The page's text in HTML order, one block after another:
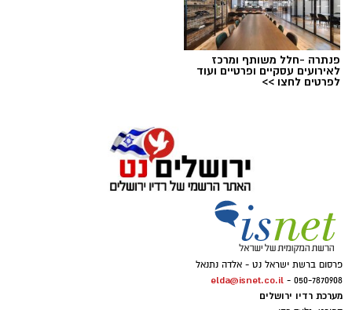
פנתרה -חלל משותף ומרכז
לאירועים עסקיים ופרטיים ועוד
לפרטים לחצו >>
פרסום ברשת ישראל נט - אלדה נתנאל
050-7870908 -
elda@isnet.co.il
מערכת רדיו ירושלים